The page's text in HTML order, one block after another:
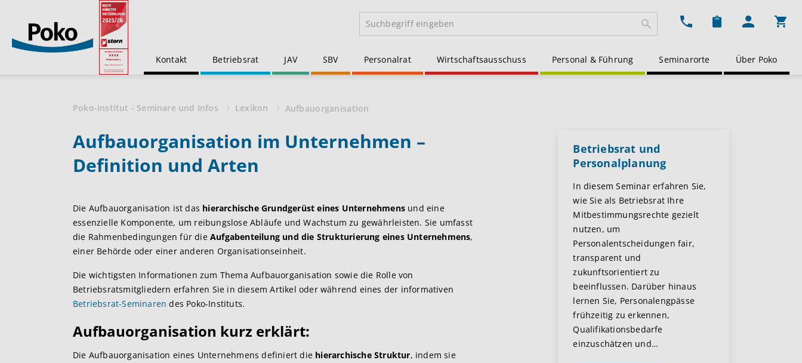
Kontakt Betriebsrat JAV SBV Personalrat Wirtschaftsausschuss Personal & Führung Seminarorte Über Poko
Poko-Institut - Seminare und Infos Lexikon Aufbauorganisation
Aufbauorganisation im Unternehmen –
Definition und Arten
Die Aufbauorganisation ist das hierarchische Grundgerüst eines Unternehmens und eine
essenzielle Komponente, um reibungslose Abläufe und Wachstum zu gewährleisten. Sie umfasst
die Rahmenbedingungen für die Aufgabenteilung und die Strukturierung eines Unternehmens,
einer Behörde oder einer anderen Organisationseinheit.
Die wichtigsten Informationen zum Thema Aufbauorganisation sowie die Rolle von
Betriebsratsmitgliedern erfahren Sie in diesem Artikel oder während eines der informativen
Betriebsrat-Seminaren des Poko-Instituts.
Aufbauorganisation kurz erklärt:
Die Aufbauorganisation eines Unternehmens definiert die hierarchische Struktur, indem sie
Betriebsrat und
Personalplanung
In diesem Seminar erfahren Sie,
wie Sie als Betriebsrat Ihre
Mitbestimmungsrechte gezielt
nutzen, um
Personalentscheidungen fair,
transparent und
zukunftsorientiert zu
beeinflussen. Darüber hinaus
lernen Sie, Personalengpässe
frühzeitig zu erkennen,
Qualifikationsbedarfe
einzuschätzen und…